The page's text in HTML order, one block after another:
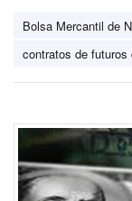
Bolsa Mercantil de
contratos de futuros